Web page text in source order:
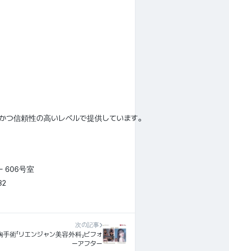
信頼性の高いレベルで提供しています。
606号室
次の記事
手術「リエンジャン美容外科」ビフォ
ーアフター